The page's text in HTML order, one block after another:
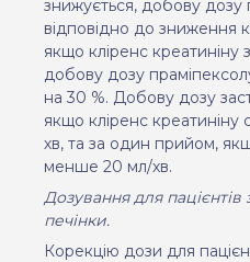
знижується, добову
відповідно до зниження
якщо кліренс креатиніну
добову дозу
на 30 %. Добову дозу
якщо кліренс креатиніну
хв, та за один прийом,
менше 20 мл/хв.
Дозування для
печінки.
Корекцію дози для